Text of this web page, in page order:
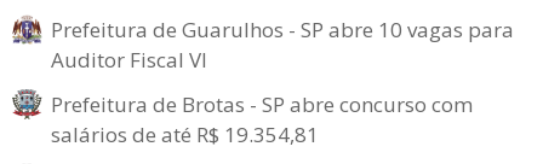
Prefeitura de Guarulhos - SP abre 10 vagas para
Auditor Fiscal VI
Prefeitura de Brotas - SP abre concurso com
salários de até R$ 19.354,81